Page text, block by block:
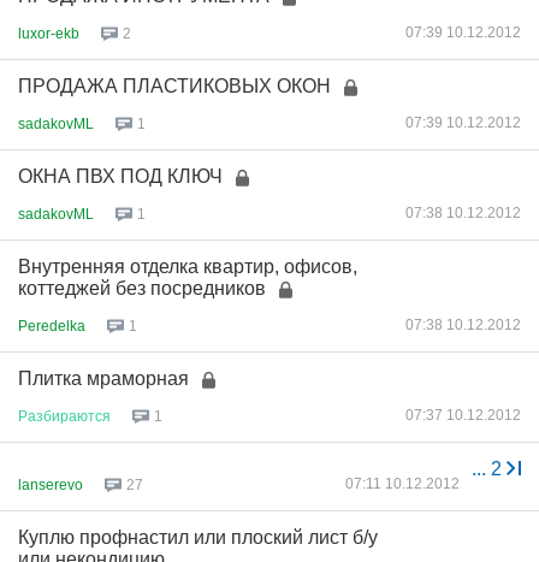
luxor-ekb 2 07:39 10.12.2012
ПРОДАЖА ПЛАСТИКОВЫХ ОКОН
sadakovML 1 07:39 10.12.2012
ОКНА ПВХ ПОД КЛЮЧ
sadakovML 1 07:38 10.12.2012
Внутренняя отделка квартир, офисов,
коттеджей без посредников
Peredelka 1 07:38 10.12.2012
Плитка мраморная
Разбираются 1 07:37 10.12.2012
... 2
lanserevo 27 07:11 10.12.2012
Куплю профнастил или плоский лист б/у